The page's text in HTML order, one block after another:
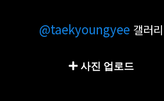
@taekyoungyee 갤러리
사진 업로드